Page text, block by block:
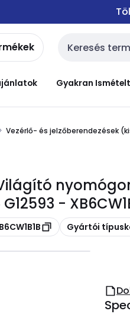
Keresési
Gyakran
Vezérlő- és jelzőberendezések
-
Másolás
Gyártói